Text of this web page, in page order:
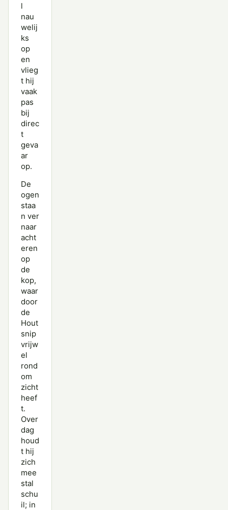
l
nau
welij
ks
op
en
vlieg
t hij
vaak
pas
bij
direc
t
geva
ar
op.
De
ogen
staa
n ver
naar
acht
eren
op
de
kop,
waar
door
de
Hout
snip
vrijw
el
rond
om
zicht
heef
t.
Over
dag
houd
t hij
zich
mee
stal
schu
il; in